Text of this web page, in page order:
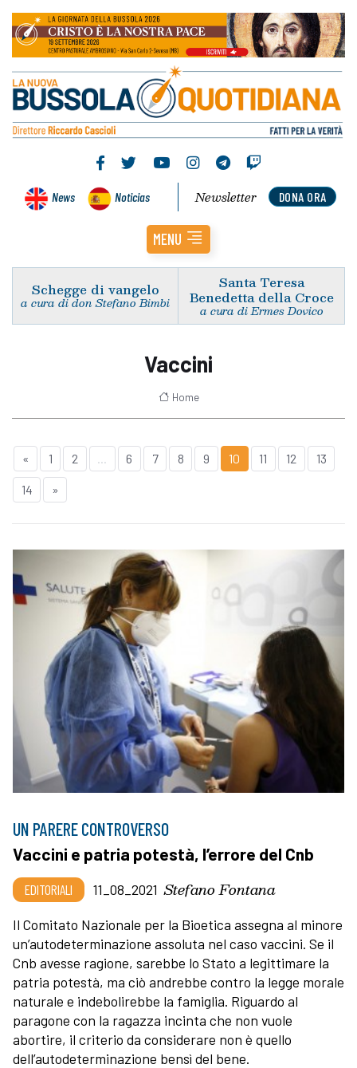
News Noticias DONA ORA
Newsletter
MENU
Schegge di vangelo
a cura di don Stefano Bimbi
Santa Teresa
Benedetta della Croce
a cura di Ermes Dovico
Vaccini
Home
« 1 2 6 7 8 9 10 11 12 13
14 »
UN PARERE CONTROVERSO
Vaccini e patria potestà, l’errore del Cnb
EDITORIALI 11_08_2021 Stefano Fontana
Il Comitato Nazionale per la Bioetica assegna al minore
un’autodeterminazione assoluta nel caso vaccini. Se il
Cnb avesse ragione, sarebbe lo Stato a legittimare la
patria potestà, ma ciò andrebbe contro la legge morale
naturale e indebolirebbe la famiglia. Riguardo al
paragone con la ragazza incinta che non vuole
abortire, il criterio da considerare non è quello
dell’autodeterminazione bensì del bene.